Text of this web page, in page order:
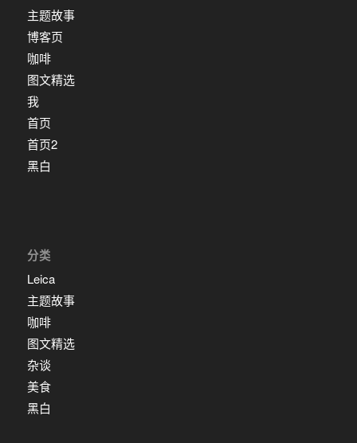
主题故事
博客页
咖啡
图文精选
我
首页
首页2
黑白
分类
Leica
主题故事
咖啡
图文精选
杂谈
美食
黑白